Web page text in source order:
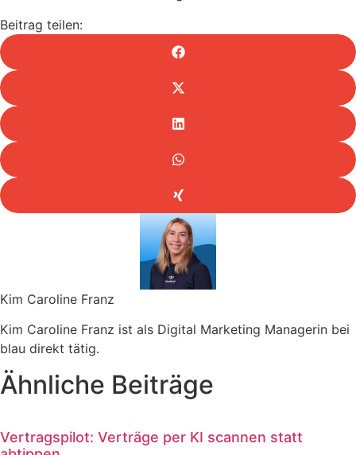
Beitrag teilen:
Kim Caroline Franz
Kim Caroline Franz ist als Digital Marketing Managerin bei
blau direkt tätig.
Ähnliche Beiträge
Vertragspilot: Verträge per KI scannen statt